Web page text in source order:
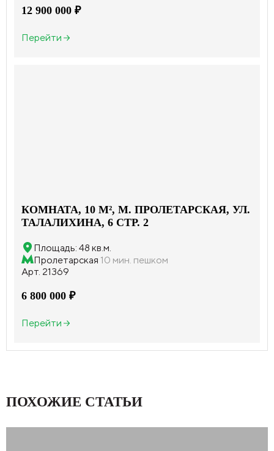
12 900 000 ₽
Перейти
КОМНАТА, 10 М², М. ПРОЛЕТАРСКАЯ, УЛ.
ТАЛАЛИХИНА, 6 СТР. 2
Площадь: 48 кв.м.
Пролетарская 10 мин. пешком
Арт. 21369
6 800 000 ₽
Перейти
ПОХОЖИЕ СТАТЬИ